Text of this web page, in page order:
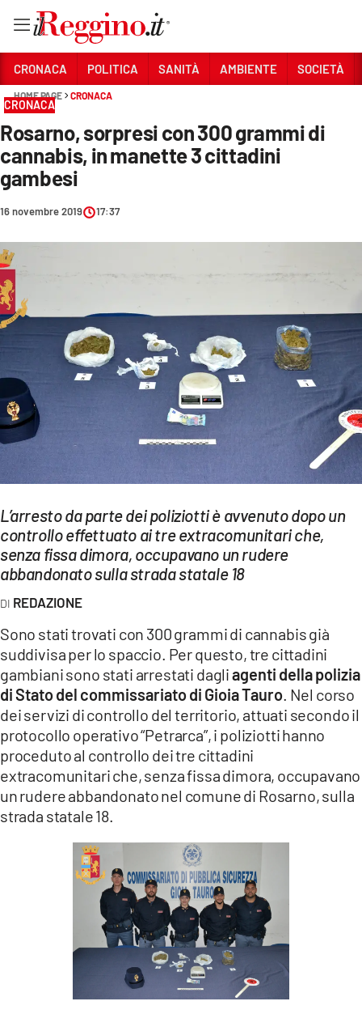
Sezioni
CRONACA
POLITICA
SANITÀ
AMBIENTE
SOCIETÀ
CULTURA
ECONOMIA E LAVORO
EVENTI
SPORT
Streaming
LAC NETWORK
LAC ONAIR
LaC
LACPLAY.IT
LACTV.IT
LACONAIR.IT
LACITYMAG.IT
ILREGGINO.IT
COSENZACHANNEL.IT
ILVIBONESE.IT
CATANZAROCHANNEL.IT
LACAPITALENEWS.IT
CRONACA POLITICA SANITÀ AMBIENTE SOCIETÀ
HOME PAGE CRONACA
CRONACA
Rosarno, sorpresi con 300 grammi di
cannabis, in manette 3 cittadini
gambesi
16 novembre 2019 17:37
L’arresto da parte dei poliziotti è avvenuto dopo un
controllo effettuato ai tre extracomunitari che,
senza fissa dimora, occupavano un rudere
abbandonato sulla strada statale 18
REDAZIONE
Sono stati trovati con 300 grammi di cannabis già
suddivisa per lo spaccio. Per questo, tre cittadini
gambiani sono stati arrestati dagliagenti della polizia
di Stato del commissariato di Gioia Tauro . Nel corso
dei servizi di controllo del territorio, attuati secondo il
protocollo operativo “Petrarca”, i poliziotti hanno
proceduto al controllo dei tre cittadini
extracomunitari che, senza fissa dimora, occupavano
un rudere abbandonato nel comune di Rosarno, sulla
strada statale 18.